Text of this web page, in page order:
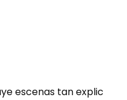
escenas tan explic